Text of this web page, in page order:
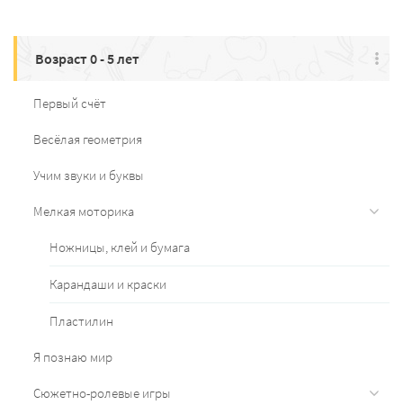
Возраст 0 - 5 лет
Первый счёт
Весёлая геометрия
Учим звуки и буквы
Мелкая моторика
Ножницы, клей и бумага
Карандаши и краски
Пластилин
Я познаю мир
Сюжетно-ролевые игры